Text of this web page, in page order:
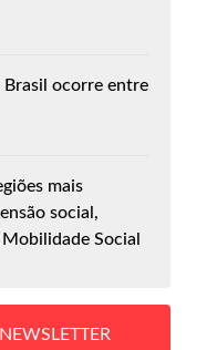
Brasil ocorre entre
mais
social,
Social